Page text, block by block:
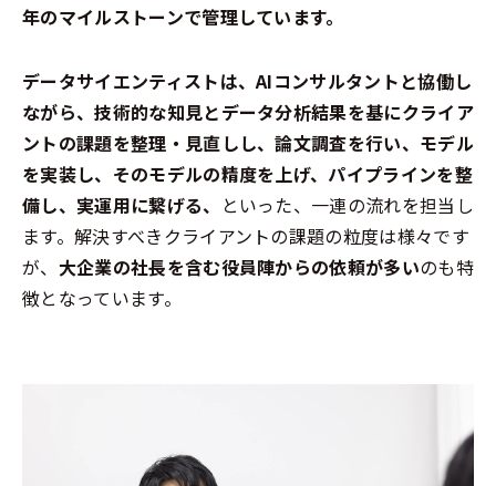
年のマイルストーンで管理しています。
データサイエンティストは、AIコンサルタントと協働し
ながら、技術的な知見とデータ分析結果を基にクライア
ントの課題を整理・見直しし、論文調査を行い、モデル
を実装し、そのモデルの精度を上げ、パイプラインを整
備し、実運用に繋げる、 といった、一連の流れを担当し
ます。解決すべきクライアントの課題の粒度は様々です
が、 大企業の社長を含む役員陣からの依頼が多いのも特
徴となっています。